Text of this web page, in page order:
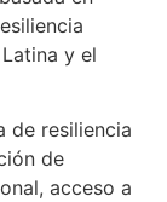
y el
de resiliencia
de
acceso a